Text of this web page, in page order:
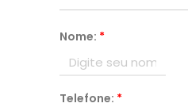
Nome: *
Telefone: *